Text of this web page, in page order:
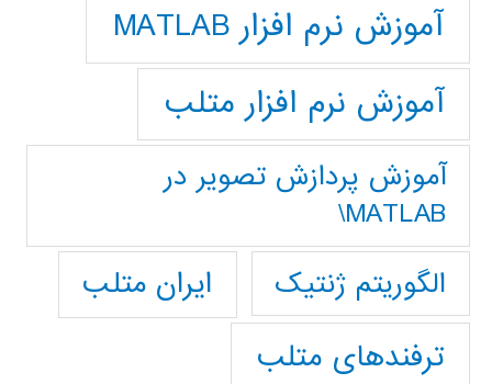
آموزش نرم افزار MATLAB
آموزش نرم افزار متلب
آموزش پردازش تصوير در
MATLAB\
الگوریتم ژنتیک
ایران متلب
ترفندهای متلب